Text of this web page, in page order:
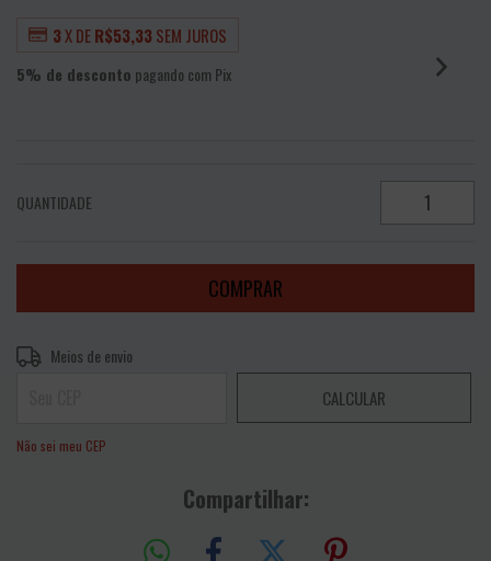
3X DER$53,33SEM JUROS
5% de desconto pagando com Pix
QUANTIDADE
Entregas para o CEP:
Meios de envio
CALCULAR
Não sei meu CEP
Compartilhar: